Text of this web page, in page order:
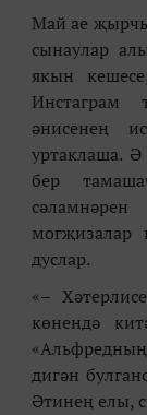
Май ае
сынаулар
якын
Инстаграм
әнисенең
уртаклаша.
бер
дуслар.
«–
көнендә
«
дигән
Әтинең елы,